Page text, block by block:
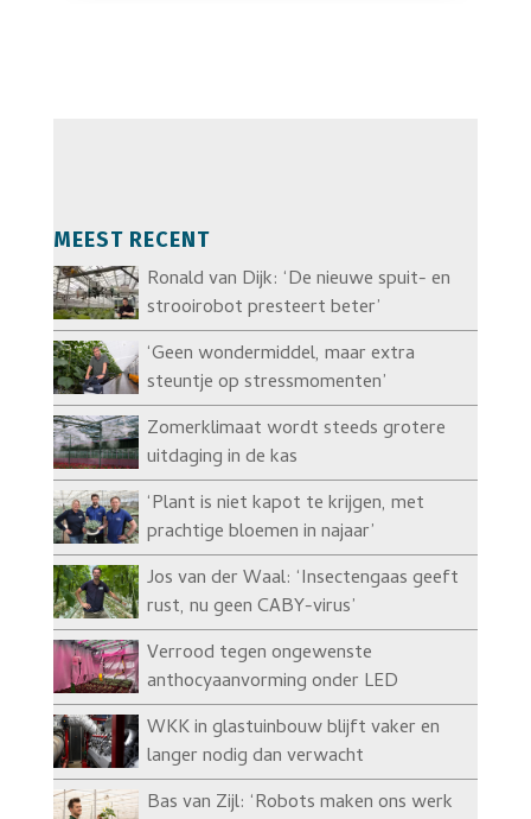
MEEST RECENT
Ronald van Dijk: ‘De nieuwe spuit- en
strooirobot presteert beter’
‘Geen wondermiddel, maar extra
steuntje op stressmomenten’
Zomerklimaat wordt steeds grotere
uitdaging in de kas
‘Plant is niet kapot te krijgen, met
prachtige bloemen in najaar’
Jos van der Waal: ‘Insectengaas geeft
rust, nu geen CABY-virus’
Verrood tegen ongewenste
anthocyaanvorming onder LED
WKK in glastuinbouw blijft vaker en
langer nodig dan verwacht
Bas van Zijl: ‘Robots maken ons werk